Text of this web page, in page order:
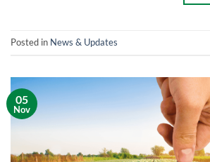
Posted in News & Updates
05
Nov